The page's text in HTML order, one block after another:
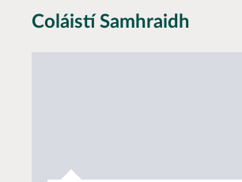
Coláistí Samhraidh